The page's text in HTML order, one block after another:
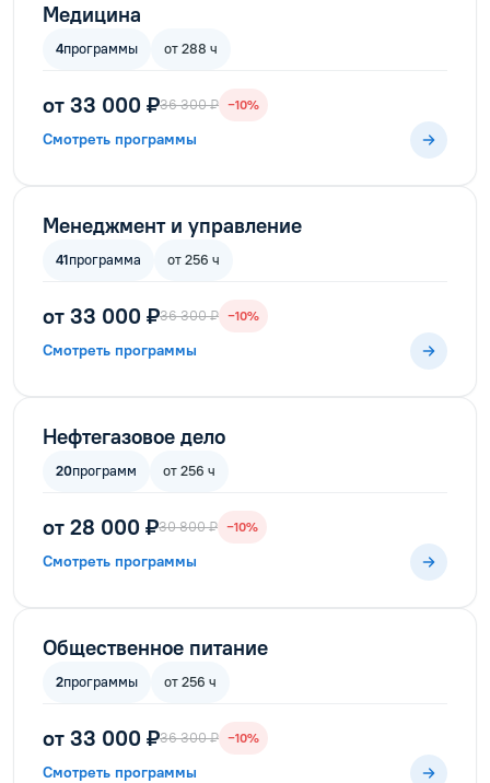
Медицина
4программы от 288 ч
от 33 000 ₽36 300 ₽ −10%
Смотреть программы
Менеджмент и управление
41программа от 256 ч
от 33 000 ₽36 300 ₽ −10%
Смотреть программы
Нефтегазовое дело
20программ от 256 ч
от 28 000 ₽30 800 ₽ −10%
Смотреть программы
Общественное питание
2программы от 256 ч
от 33 000 ₽36 300 ₽ −10%
Смотреть программы